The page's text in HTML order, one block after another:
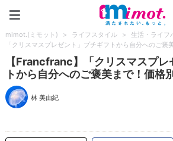
mimot.(ミモット) > ライフスタイル > 生活・ライフ
「クリスマスプレゼント」プチギフトから自分へのご褒
【Francfranc】「クリスマスプレ
トから自分へのご褒美まで！価格
林 美由紀